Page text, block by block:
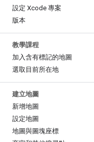
設定 Xcode 專案
版本
教學課程
加入含有標記的地圖
選取目前所在地
建立地圖
新增地圖
設定地圖
地圖與圖塊座標